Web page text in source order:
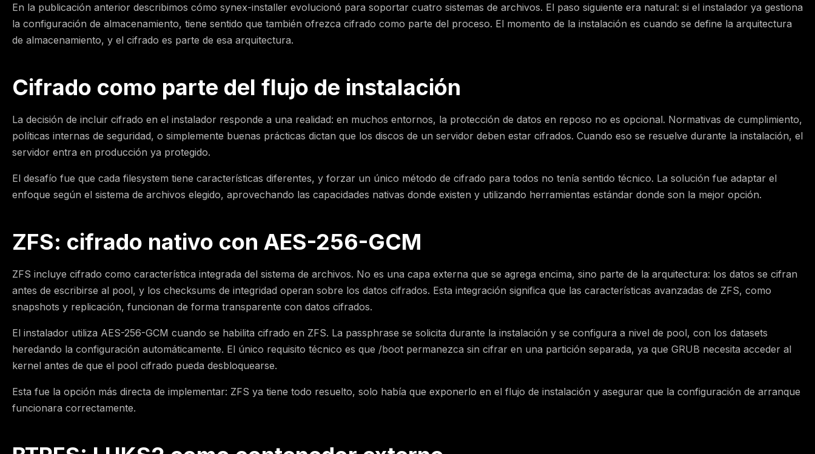
En la publicación anterior describimos cómo synex-installer evolucionó para soportar cuatro sistemas de archivos. El paso siguiente era natural: si el instalador ya gestiona
la configuración de almacenamiento, tiene sentido que también ofrezca cifrado como parte del proceso. El momento de la instalación es cuando se define la arquitectura
de almacenamiento, y el cifrado es parte de esa arquitectura.
Cifrado como parte del flujo de instalación
La decisión de incluir cifrado en el instalador responde a una realidad: en muchos entornos, la protección de datos en reposo no es opcional. Normativas de cumplimiento,
políticas internas de seguridad, o simplemente buenas prácticas dictan que los discos de un servidor deben estar cifrados. Cuando eso se resuelve durante la instalación, el
servidor entra en producción ya protegido.
El desafío fue que cada filesystem tiene características diferentes, y forzar un único método de cifrado para todos no tenía sentido técnico. La solución fue adaptar el
enfoque según el sistema de archivos elegido, aprovechando las capacidades nativas donde existen y utilizando herramientas estándar donde son la mejor opción.
ZFS: cifrado nativo con AES-256-GCM
ZFS incluye cifrado como característica integrada del sistema de archivos. No es una capa externa que se agrega encima, sino parte de la arquitectura: los datos se cifran
antes de escribirse al pool, y los checksums de integridad operan sobre los datos cifrados. Esta integración significa que las características avanzadas de ZFS, como
snapshots y replicación, funcionan de forma transparente con datos cifrados.
El instalador utiliza AES-256-GCM cuando se habilita cifrado en ZFS. La passphrase se solicita durante la instalación y se configura a nivel de pool, con los datasets
heredando la configuración automáticamente. El único requisito técnico es que /boot permanezca sin cifrar en una partición separada, ya que GRUB necesita acceder al
kernel antes de que el pool cifrado pueda desbloquearse.
Esta fue la opción más directa de implementar: ZFS ya tiene todo resuelto, solo había que exponerlo en el flujo de instalación y asegurar que la configuración de arranque
funcionara correctamente.